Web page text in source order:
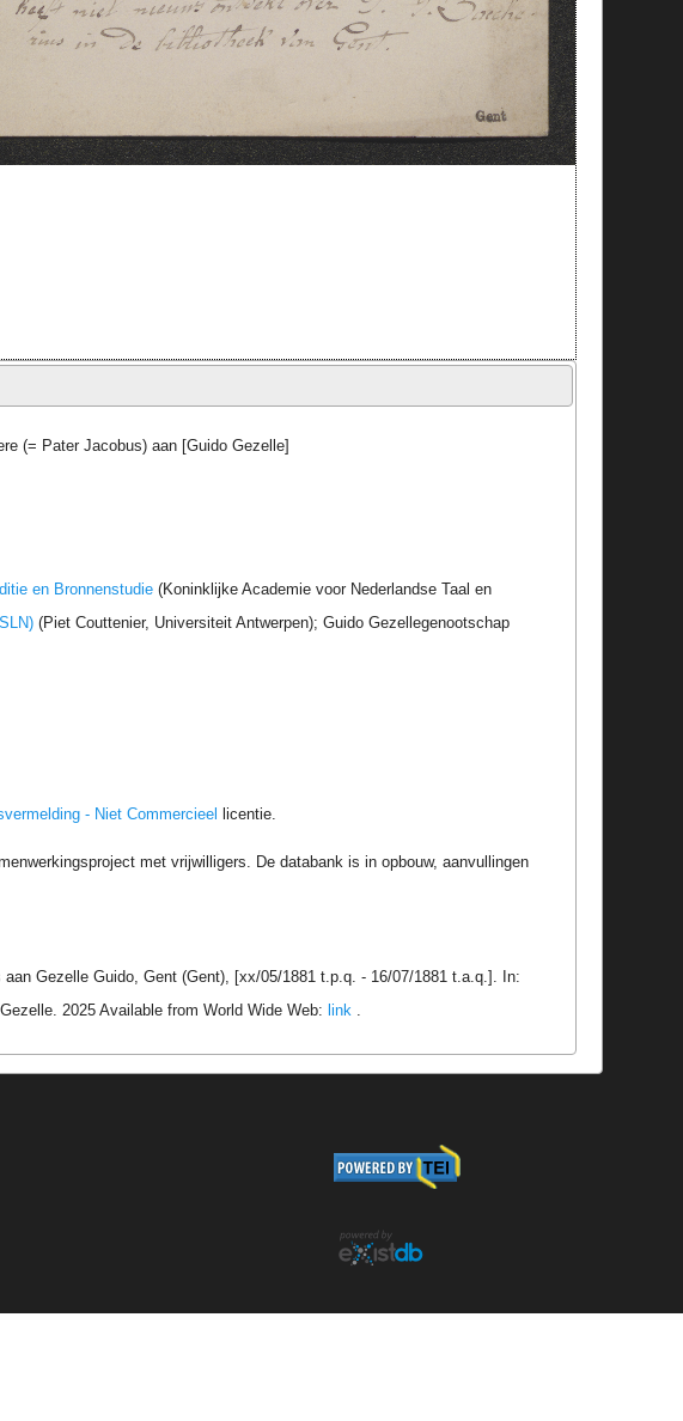
(= Pater Jacobus) aan [Guido Gezelle]
en Bronnenstudie (Koninklijke Academie voor Nederlandse Taal en
(Piet Couttenier, Universiteit Antwerpen); Guido Gezellegenootschap
- Niet Commercieel licentie.
met vrijwilligers. De databank is in opbouw, aanvullingen
Gezelle Guido, Gent (Gent), [xx/05/1881 t.p.q. - 16/07/1881 t.a.q.]. In:
2025 Available from World Wide Web: link .